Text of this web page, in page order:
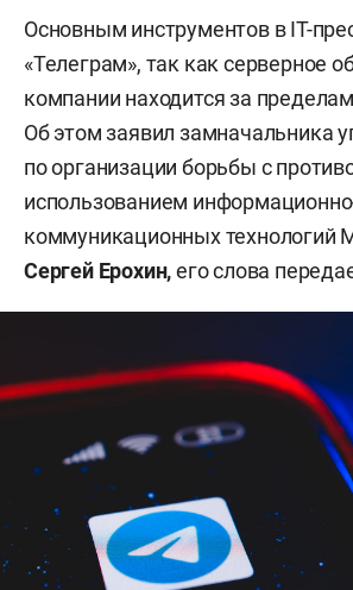
Основным инструментов в IT-
«Телеграм», так как серверное
компании находится за
Об этом заявил замначальника
по организации борьбы с
использованием
коммуникационных технологий
Сергей Ерохин,его слова